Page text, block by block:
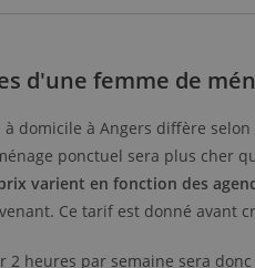
d'une femme de
domicile à Angers diffère
ponctuel sera plus cher
varient en fonction des
Ce tarif est donné avant
2 heures par semaine sera